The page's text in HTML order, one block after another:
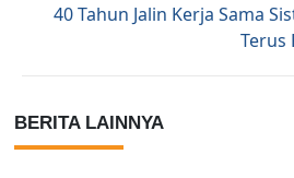
40 Tahun Jalin Kerja Sama
Terus
BERITA LAINNYA